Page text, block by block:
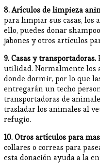
8. Arículos de limpieza
para limpiar sus casas, los
ello, puedes donar
jabones y otros artículos
9. Casas y transportadoras.
utilidad. Normalmente los
donde dormir, por lo que
entregarán un techo
transportadoras de
trasladar los animales al
refugio.
10. Otros artículos para
collares o correas para
esta donación ayuda a la